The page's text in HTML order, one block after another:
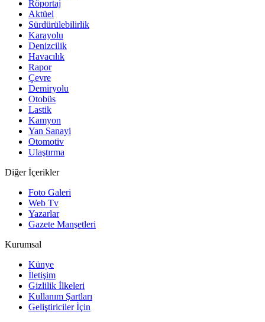
Röportaj
Aktüel
Sürdürülebilirlik
Karayolu
Denizcilik
Havacılık
Rapor
Çevre
Demiryolu
Otobüs
Lastik
Kamyon
Yan Sanayi
Otomotiv
Ulaştırma
Diğer İçerikler
Foto Galeri
Web Tv
Yazarlar
Gazete Manşetleri
Kurumsal
Künye
İletişim
Gizlilik İlkeleri
Kullanım Şartları
Geliştiriciler İçin